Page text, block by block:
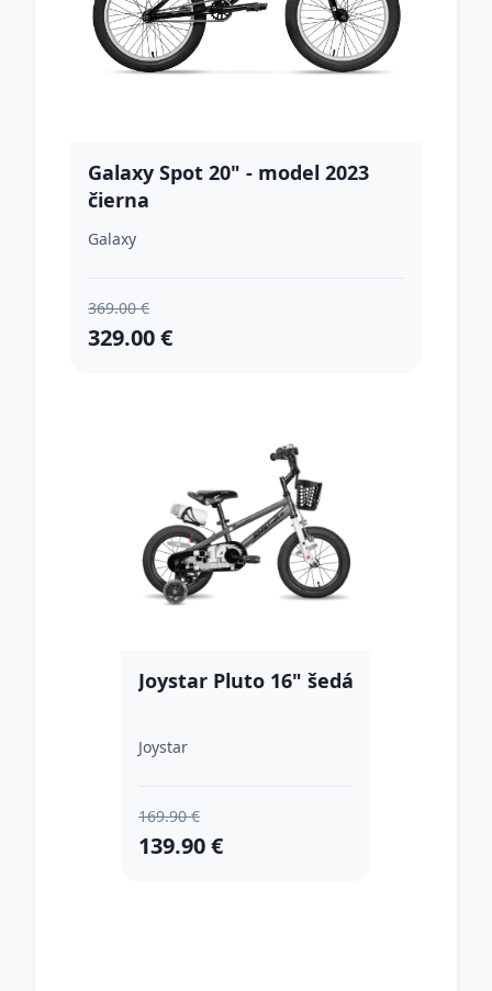
Galaxy Spot 20" - model 2023
čierna
Galaxy
369.00 €
329.00 €
Joystar Pluto 16" šedá
Joystar
169.90 €
139.90 €